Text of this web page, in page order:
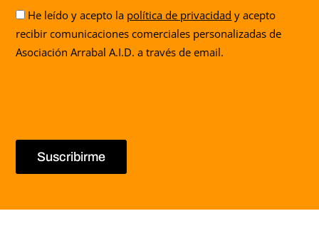
Aceptación
He leído y acepto la política de privacidad y acepto
recibir comunicaciones comerciales personalizadas de
Asociación Arrabal A.I.D. a través de email.
Suscribirme